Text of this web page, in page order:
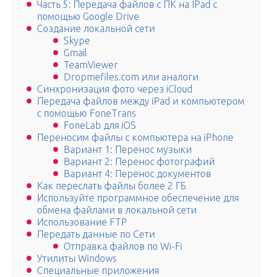
Часть 5: Передача файлов с ПК на IPad с
помощью Google Drive
Создание локальной сети
Skype
Gmail
TeamViewer
Dropmefiles.com или аналоги
Синхронизация фото через iCloud
Передача файлов между iPad и компьютером
с помощью FoneTrans
FoneLab для iOS
Переносим файлы с компьютера на iPhone
Вариант 1: Перенос музыки
Вариант 2: Перенос фотографий
Вариант 4: Перенос документов
Как переслать файлы более 2 ГБ
Используйте программное обеспечение для
обмена файлами в локальной сети
Использование FTP
Передать данные по Сети
Отправка файлов по Wi-Fi
Утилиты Windows
Специальные приложения